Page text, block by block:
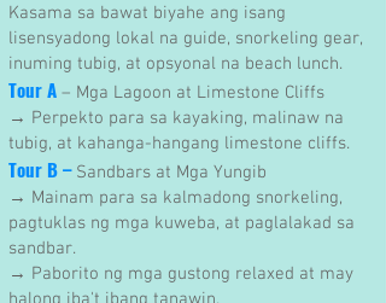
Kasama sa bawat biyahe ang isang
lisensyadong lokal na guide, snorkeling gear,
inuming tubig, at opsyonal na beach lunch.
Tour A – Mga Lagoon at Limestone Cliffs
→ Perpekto para sa kayaking, malinaw na
tubig, at kahanga-hangang limestone cliffs.
Tour B –Sandbars at Mga Yungib
→ Mainam para sa kalmadong snorkeling,
pagtuklas ng mga kuweba, at paglalakad sa
sandbar.
→ Paborito ng mga gustong relaxed at may